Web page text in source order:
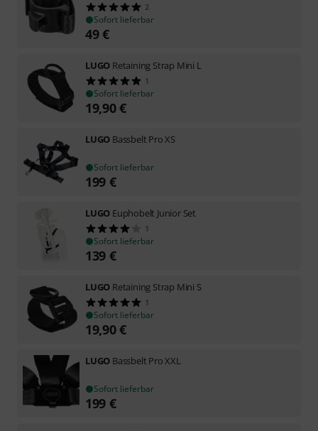
2
Sofort lieferbar
49€
LUGO Retaining Strap Mini L
1
Sofort lieferbar
19,90€
LUGO Bassbelt Pro XS
Sofort lieferbar
199 €
LUGO Euphobelt Junior Set
1
Sofort lieferbar
139 €
LUGO Retaining Strap Mini S
1
Sofort lieferbar
19,90€
LUGO Bassbelt Pro XXL
Sofort lieferbar
199 €